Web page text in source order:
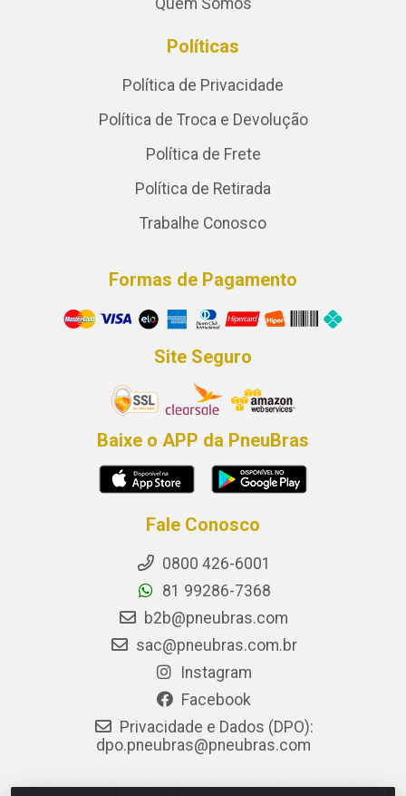
Quem Somos
Políticas
Política de Privacidade
Política de Troca e Devolução
Política de Frete
Política de Retirada
Trabalhe Conosco
Formas de Pagamento
Site Seguro
Baixe o APP da PneuBras
Fale Conosco
0800 426-6001
81 99286-7368
b2b@pneubras.com
sac@pneubras.com.br
Instagram
Facebook
Privacidade e Dados (DPO):
dpo.pneubras@pneubras.com